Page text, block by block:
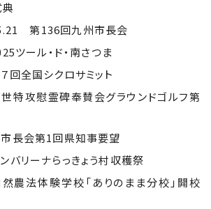
典
第136回九州市長会
ール・ド・南さつま
全国シクロサミット
特攻慰霊碑奉賛会グラウンドゴルフ第
長会第1回県知事要望
リーナらっきょう村収穫祭
農法体験学校「ありのまま分校」開校